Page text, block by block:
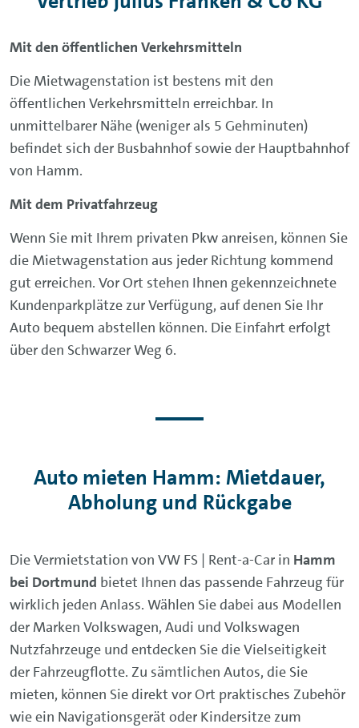
Mit den öffentlichen Verkehrsmitteln
Die Mietwagenstation ist bestens mit den
öffentlichen Verkehrsmitteln erreichbar. In
unmittelbarer Nähe (weniger als 5 Gehminuten)
befindet sich der Busbahnhof sowie der Hauptbahnhof
von Hamm.
Mit dem Privatfahrzeug
Wenn Sie mit Ihrem privaten Pkw anreisen, können Sie
die Mietwagenstation aus jeder Richtung kommend
gut erreichen. Vor Ort stehen Ihnen gekennzeichnete
Kundenparkplätze zur Verfügung, auf denen Sie Ihr
Auto bequem abstellen können. Die Einfahrt erfolgt
über den Schwarzer Weg 6.
Auto mieten Hamm: Mietdauer,
Abholung und Rückgabe
Die Vermietstation von VW FS | Rent-a-Car in Hamm
bei Dortmund bietet Ihnen das passende Fahrzeug für
wirklich jeden Anlass. Wählen Sie dabei aus Modellen
der Marken Volkswagen, Audi und Volkswagen
Nutzfahrzeuge und entdecken Sie die Vielseitigkeit
der Fahrzeugflotte. Zu sämtlichen Autos, die Sie
mieten, können Sie direkt vor Ort praktisches Zubehör
wie ein Navigationsgerät oder Kindersitze zum